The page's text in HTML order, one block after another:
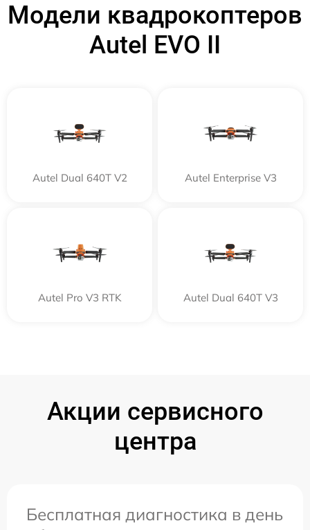
Модели квадрокоптеров
Autel EVO II
Autel Dual 640T V2 Autel Enterprise V3
Autel Pro V3 RTK Autel Dual 640T V3
Акции сервисного
центра
Бесплатная диагностика в день